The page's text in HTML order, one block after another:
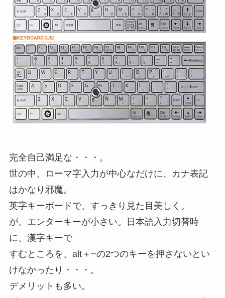
完全自己満足な・・・。
世の中、ローマ字入力が中心なだけに、カナ表記
はかなり邪魔。
英字キーボードで、すっきり見た目美しく。
が、エンターキーが小さい。日本語入力切替時
に、漢字キーで
すむところを、alt＋~の2つのキーを押さないとい
けなかったり・・・。
デメリットも多い。